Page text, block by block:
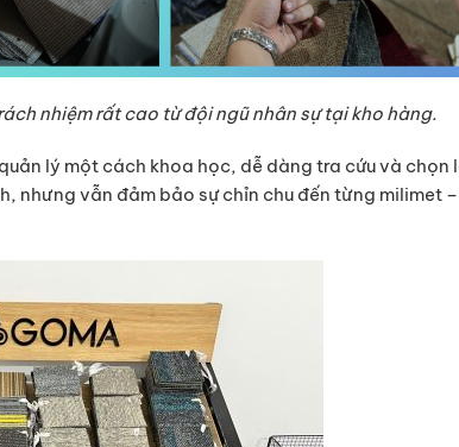
nhiệm rất cao từ đội ngũ nhân sự tại kho hàng.
lý một cách khoa học, dễ dàng tra cứu và chọn
nhưng vẫn đảm bảo sự chỉn chu đến từng milimet